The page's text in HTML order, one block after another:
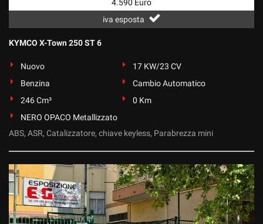
4.590 Euro
iva esposta
KYMCO X-Town 250 ST 6
Nuovo
17 KW/23 CV
Benzina
Cambio Automatico
246 Cm³
0 Km
NERO OPACO Metallizzato
ABS, ASR, Catalizzatore, chiave keyless, Parabrezza mini